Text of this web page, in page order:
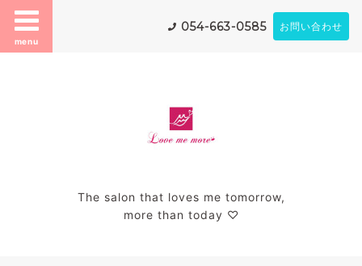
menu
054-663-0585 お問い合わせ
The salon that loves me tomorrow,
more than today ♡